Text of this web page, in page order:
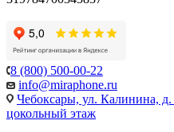
8 (800) 500-00-22
info@miraphone.ru
Чебоксары, ул. Калинина,
цокольный этаж